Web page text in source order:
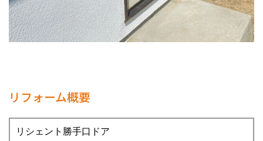
リフォーム概要
リシェント勝手口ドア